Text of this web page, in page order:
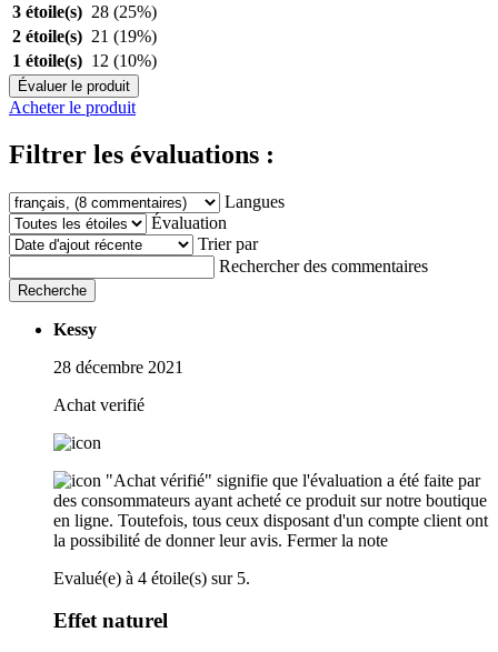
3 étoile(s) 28 (25%)
2 étoile(s) 21 (19%)
1 étoile(s) 12 (10%)
Évaluer le produit
Acheter le produit
Filtrer les évaluations :
Langues
Évaluation
Trier par
Rechercher des commentaires
Recherche
Kessy
28 décembre 2021
Achat verifié
"Achat vérifié" signifie que l'évaluation a été faite par
des consommateurs ayant acheté ce produit sur notre boutique
en ligne. Toutefois, tous ceux disposant d'un compte client ont
la possibilité de donner leur avis. Fermer la note
Evalué(e) à 4 étoile(s) sur 5.
Effet naturel